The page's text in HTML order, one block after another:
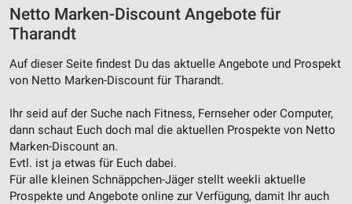
Netto Marken-Discount Angebote für
Tharandt
Auf dieser Seite findest Du das aktuelle Angebote und Prospekt
von Netto Marken-Discount für Tharandt.
Ihr seid auf der Suche nach Fitness, Fernseher oder Computer,
dann schaut Euch doch mal die aktuellen Prospekte von Netto
Marken-Discount an.
Evtl. ist ja etwas für Euch dabei.
Für alle kleinen Schnäppchen-Jäger stellt weekli aktuelle
Prospekte und Angebote online zur Verfügung, damit Ihr auch